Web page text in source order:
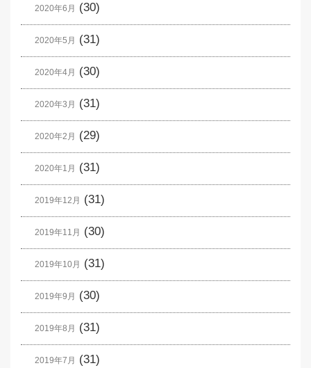
2020年6月 (30)
2020年5月 (31)
2020年4月 (30)
2020年3月 (31)
2020年2月 (29)
2020年1月 (31)
2019年12月 (31)
2019年11月 (30)
2019年10月 (31)
2019年9月 (30)
2019年8月 (31)
2019年7月 (31)